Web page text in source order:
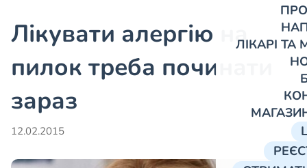
ЛІКАРІ
Лікувати алергію на
пилок треба починати
зараз
12.02.2015